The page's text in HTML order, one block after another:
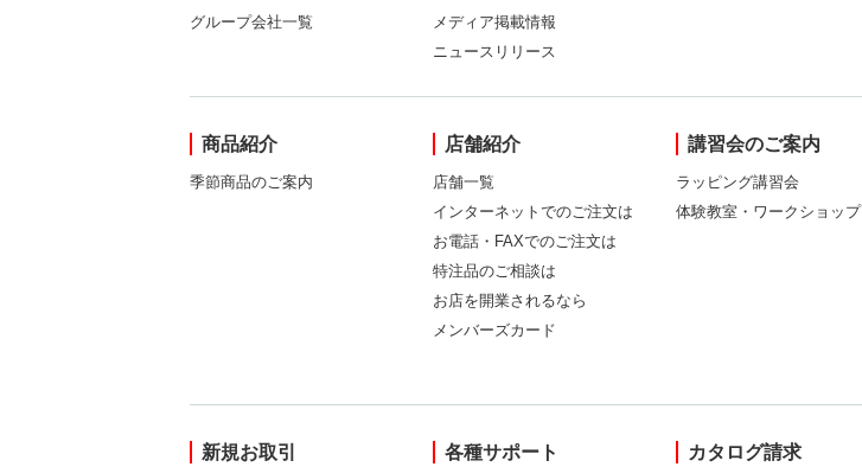
グループ会社一覧
メディア掲載情報
ニュースリリース
商品紹介
季節商品のご案内
店舗紹介
店舗一覧
インターネットでのご注文は
お電話・FAXでのご注文は
特注品のご相談は
お店を開業されるなら
メンバーズカード
講習会のご案内
ラッピング講習会
体験教室・ワークショップ
新規お取引 各種サポート カタログ請求